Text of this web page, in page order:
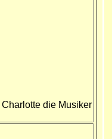
die Musiker